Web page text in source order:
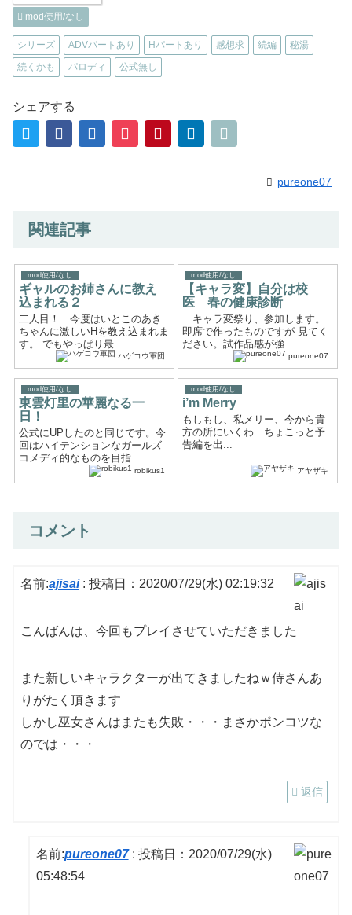
mod使用/なし
シリーズ ADVパートあり Hパートあり 感想求 続編
秘湯
続くかも
パロディ 公式無し
シェアする
pureone07
関連記事
mod使用/なし
ギャルのお姉さんに教え
込まれる２
二人目！ 今度はいとこのあき
ちゃんに激しいHを教え込まれま
す。 でもやっぱり最...
ハゲコウ軍団
mod使用/なし
【キャラ変】自分は校
医 春の健康診断
キャラ変祭り、参加します。
即席で作ったものですが 見てく
ださい。試作品感が強...
pureone07
mod使用/なし
東雲灯里の華麗なる一
日！
公式にUPしたのと同じです。今
回はハイテンションなガールズ
コメディ的なものを目指...
robikus1
mod使用/なし
i’m Merry
もしもし、私メリー、今から貴
方の所にいくわ…ちょこっと予
告編を出...
アヤザキ
コメント
名前:ajisai: 投稿日：2020/07/29(水) 02:19:32
こんばんは、今回もプレイさせていただきました
また新しいキャラクターが出てきましたねｗ侍さんあ
りがたく頂きます
しかし巫女さんはまたも失敗・・・まさかポンコツな
のでは・・・
返信
名前:pureone07: 投稿日：2020/07/29(水)
05:48:54